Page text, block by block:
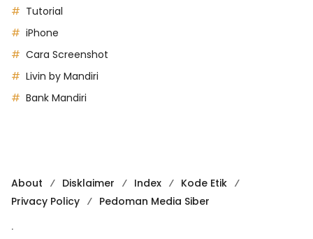
Tutorial
iPhone
Cara Screenshot
Livin by Mandiri
Bank Mandiri
About Disklaimer Index
Kode Etik
Privacy Policy
Pedoman Media Siber
.